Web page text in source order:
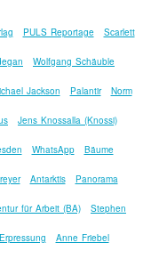
PULS Reportage Scarlett
Wolfgang Schäuble
Jackson Palantir Norm
Jens Knossalla (Knossi)
WhatsApp Bäume
Antarktis Panorama
für Arbeit (BA) Stephen
Erpressung Anne Friebel